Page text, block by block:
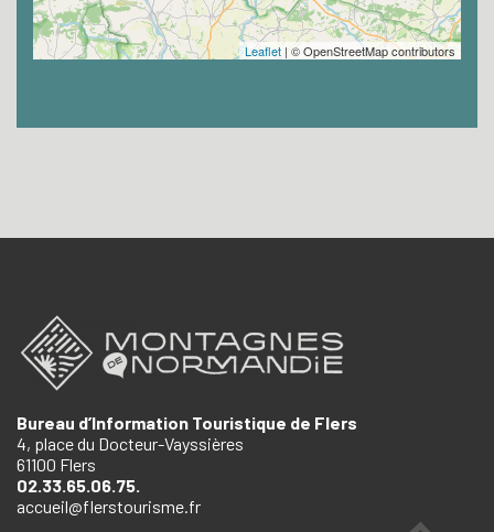
Leaflet | © OpenStreetMap contributors
Bureau d’Information Touristique de Flers
4, place du Docteur-Vayssières
61100 Flers
02.33.65.06.75.
accueil@flerstourisme.fr